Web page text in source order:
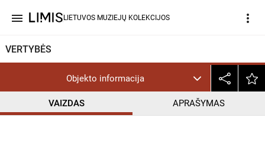
menu LIETUVOS MUZIEJŲ KOLEKCIJOS more_vert
VERTYBĖS
Objekto informacija
VAIZDAS APRAŠYMAS